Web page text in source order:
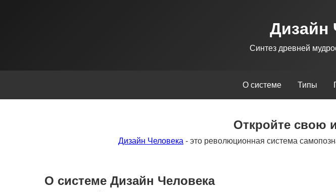
Дизайн
Синтез древней
О системе Типы
Откройте свою
Дизайн Человека - это революционная система
О системе Дизайн Человека